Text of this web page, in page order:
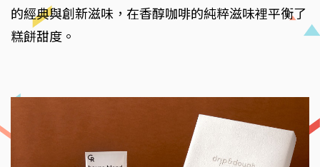
的經典與創新滋味，在香醇咖啡的純粹滋味裡平衡了
糕餅甜度。